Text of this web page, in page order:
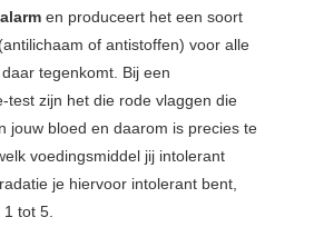
en produceert het een soort
of antistoffen) voor alle
tegenkomt. Bij een
test zijn het die rode vlaggen die
jouw bloed en daarom is precies te
voedingsmiddel jij intolerant
je hiervoor intolerant bent,
tot 5.